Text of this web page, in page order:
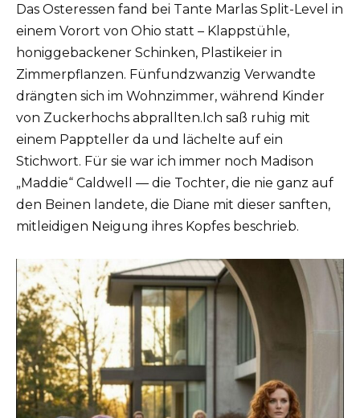
Das Osteressen fand bei Tante Marlas Split-Level in
einem Vorort von Ohio statt – Klappstühle,
honiggebackener Schinken, Plastikeier in
Zimmerpflanzen. Fünfundzwanzig Verwandte
drängten sich im Wohnzimmer, während Kinder
von Zuckerhochs abprallten.Ich saß ruhig mit
einem Pappteller da und lächelte auf ein
Stichwort. Für sie war ich immer noch Madison
„Maddie“ Caldwell — die Tochter, die nie ganz auf
den Beinen landete, die Diane mit dieser sanften,
mitleidigen Neigung ihres Kopfes beschrieb.